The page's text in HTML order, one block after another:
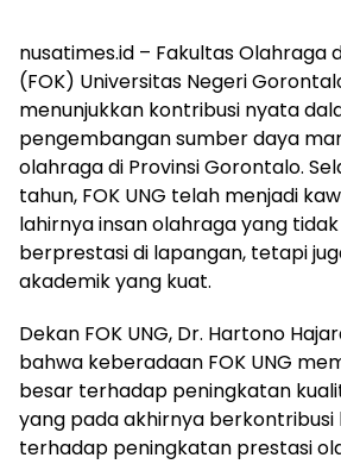
nusatimes.id – Fakultas Olahraga
(FOK) Universitas Negeri
menunjukkan kontribusi nyata
pengembangan sumber daya
olahraga di Provinsi Gorontalo.
tahun, FOK UNG telah menjadi
lahirnya insan olahraga yang
berprestasi di lapangan, tetapi
akademik yang kuat.
Dekan FOK UNG, Dr. Hartono
bahwa keberadaan FOK UNG
besar terhadap peningkatan
yang pada akhirnya berkontribusi
terhadap peningkatan prestasi